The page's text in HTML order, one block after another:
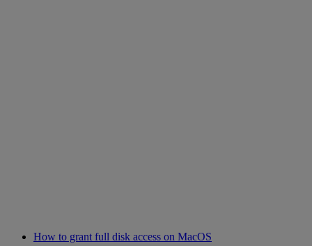
How to grant full disk access on MacOS